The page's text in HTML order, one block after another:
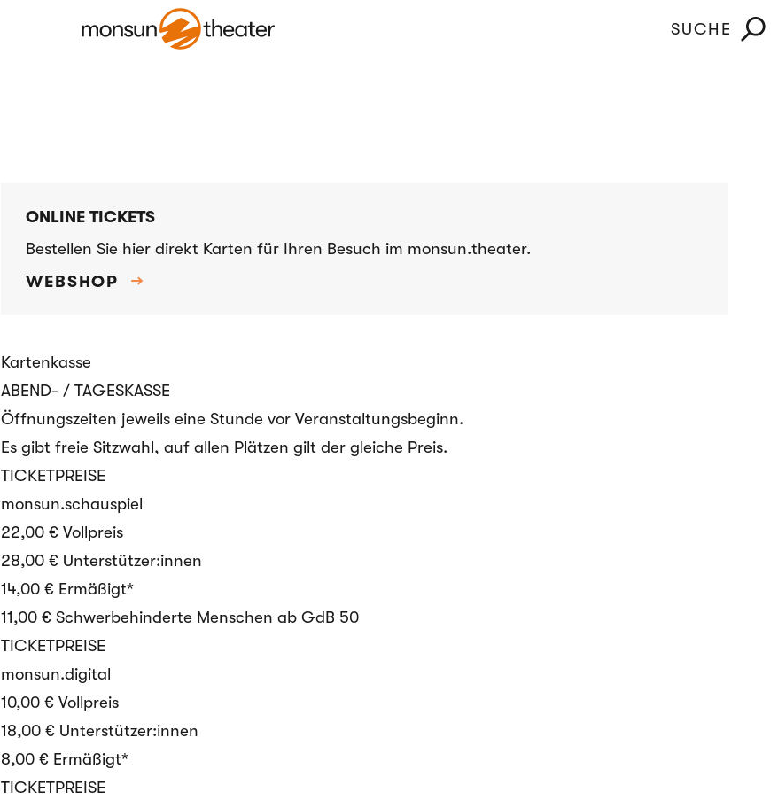
SUCHE
ONLINE TICKETS
Bestellen Sie hier direkt Karten für Ihren Besuch im monsun.theater.
WEBSHOP
→
Kartenkasse
ABEND- / TAGESKASSE
Öffnungszeiten jeweils eine Stunde vor Veranstaltungsbeginn.
Es gibt freie Sitzwahl, auf allen Plätzen gilt der gleiche Preis.
TICKETPREISE
monsun.schauspiel
22,00 € Vollpreis
28,00 € Unterstützer:innen
14,00 € Ermäßigt*
11,00 € Schwerbehinderte Menschen ab GdB 50
TICKETPREISE
monsun.digital
10,00 € Vollpreis
18,00 € Unterstützer:innen
8,00 € Ermäßigt*
TICKETPREISE